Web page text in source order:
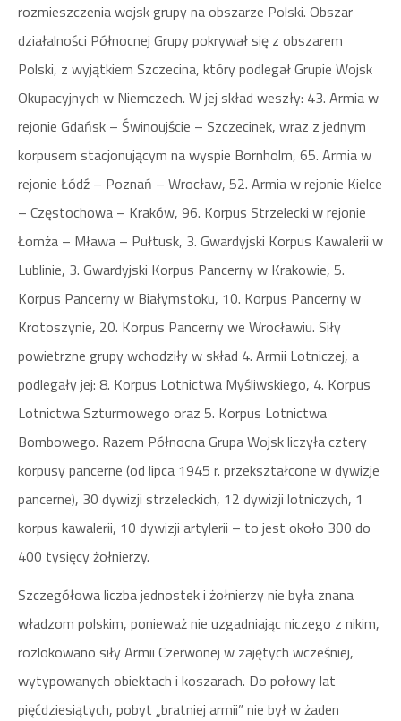
rozmieszczenia wojsk grupy na obszarze Polski. Obszar
działalności Północnej Grupy pokrywał się z obszarem
Polski, z wyjątkiem Szczecina, który podlegał Grupie Wojsk
Okupacyjnych w Niemczech. W jej skład weszły: 43. Armia w
rejonie Gdańsk – Świnoujście – Szczecinek, wraz z jednym
korpusem stacjonującym na wyspie Bornholm, 65. Armia w
rejonie Łódź – Poznań – Wrocław, 52. Armia w rejonie Kielce
– Częstochowa – Kraków, 96. Korpus Strzelecki w rejonie
Łomża – Mława – Pułtusk, 3. Gwardyjski Korpus Kawalerii w
Lublinie, 3. Gwardyjski Korpus Pancerny w Krakowie, 5.
Korpus Pancerny w Białymstoku, 10. Korpus Pancerny w
Krotoszynie, 20. Korpus Pancerny we Wrocławiu. Siły
powietrzne grupy wchodziły w skład 4. Armii Lotniczej, a
podlegały jej: 8. Korpus Lotnictwa Myśliwskiego, 4. Korpus
Lotnictwa Szturmowego oraz 5. Korpus Lotnictwa
Bombowego. Razem Północna Grupa Wojsk liczyła cztery
korpusy pancerne (od lipca 1945 r. przekształcone w dywizje
pancerne), 30 dywizji strzeleckich, 12 dywizji lotniczych, 1
korpus kawalerii, 10 dywizji artylerii – to jest około 300 do
400 tysięcy żołnierzy.
Szczegółowa liczba jednostek i żołnierzy nie była znana
władzom polskim, ponieważ nie uzgadniając niczego z nikim,
rozlokowano siły Armii Czerwonej w zajętych wcześniej,
wytypowanych obiektach i koszarach. Do połowy lat
pięćdziesiątych, pobyt „bratniej armii” nie był w żaden